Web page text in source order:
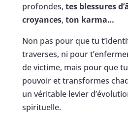
profondes, tes blessures
croyances, ton karma…
Non pas pour que tu
traverses, ni pour
de victime, mais pour que
pouvoir et transformes
un véritable levier
spirituelle.